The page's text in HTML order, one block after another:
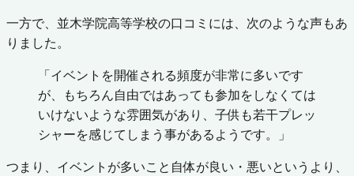
一方で、並木学院高等学校の口コミには、次のような声もあ
りました。
「イベントを開催される頻度が非常に多いです
が、もちろん自由ではあっても参加をしなくては
いけないような雰囲気があり、子供も若干プレッ
シャーを感じてしまう事があるようです。」
つまり、イベントが多いこと自体が良い・悪いというより、